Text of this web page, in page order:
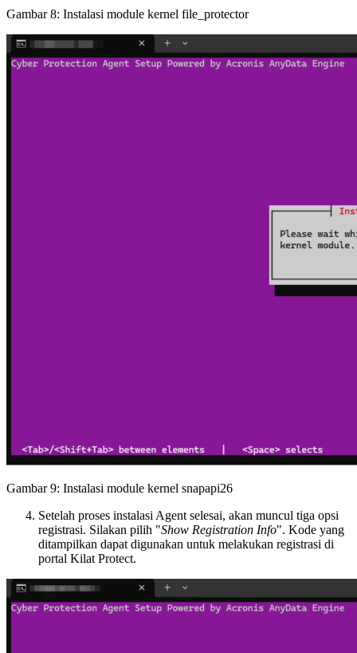
Gambar 8: Instalasi module kernel file_protector
Gambar 9: Instalasi module kernel snapapi26
Setelah proses instalasi Agent selesai, akan muncul tiga opsi
registrasi. Silakan pilih "Show Registration Info". Kode yang
ditampilkan dapat digunakan untuk melakukan registrasi di
portal Kilat Protect.